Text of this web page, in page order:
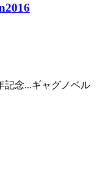
念...ギャグノベル